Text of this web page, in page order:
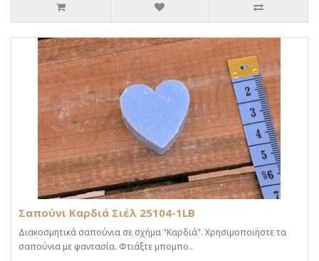
Σαπούνι Καρδιά Σιέλ 25104-1LB
Διακοσμητικά σαπούνια σε σχήμα "Καρδιά". Χρησιμοποιήστε τα
σαπούνια με φαντασία. Φτιάξτε μπομπο..